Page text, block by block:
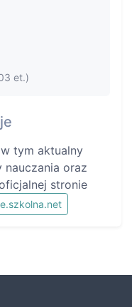
et.)
tym aktualny
nauczania oraz
stronie